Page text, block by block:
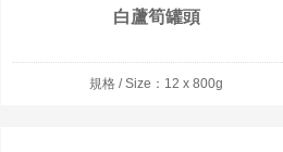
白蘆筍罐頭
規格 / Size：12 x 800g